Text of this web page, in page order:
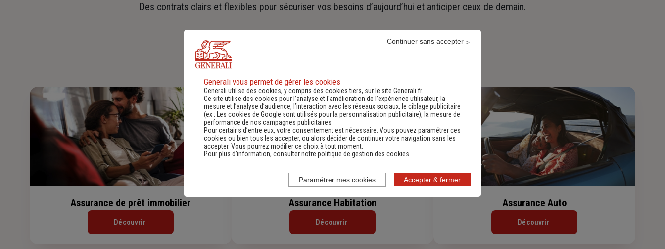
Des contrats clairs et flexibles pour sécuriser vos besoins d’aujourd’hui et anticiper ceux de demain.
Pour les professionnels
Assurance de prêt immobilier
Découvrir
Assurance Habitation
Découvrir
Assurance Auto
Découvrir
Generali vous permet de gérer les cookies
Generali utilise des cookies, y compris des cookies tiers, sur le site Generali.fr.
Ce site utilise des cookies pour l’analyse et l'amélioration de l’expérience utilisateur, la
mesure et l’analyse d’audience, l’interaction avec les réseaux sociaux, le ciblage publicitaire
(ex : Les cookies de Google sont utilisés pour la personnalisation publicitaire), la mesure de
performance de nos campagnes publicitaires.
Pour certains d’entre eux, votre consentement est nécessaire. Vous pouvez paramétrer ces
cookies ou bien tous les accepter, ou alors décider de continuer votre navigation sans les
accepter. Vous pourrez modifier ce choix à tout moment.
Pour plus d’information, consulter notre politique de gestion des cookies.
Accepter & fermer
Continuer sans accepter
Paramétrer mes cookies